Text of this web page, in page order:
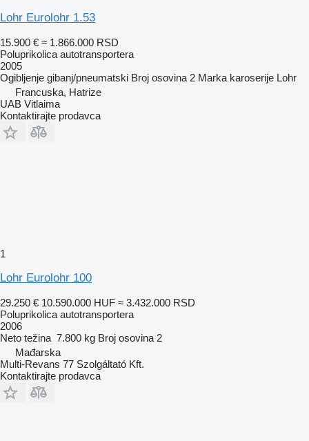
Lohr Eurolohr 1.53
15.900 € ≈ 1.866.000 RSD
Poluprikolica autotransportera
2005
Ogibljenje gibanj/pneumatski Broj osovina 2 Marka karoserije Lohr
Francuska, Hatrize
UAB Vitlaima
Kontaktirajte prodavca
1
Lohr Eurolohr 100
29.250 € 10.590.000 HUF ≈ 3.432.000 RSD
Poluprikolica autotransportera
2006
Neto težina 7.800 kg Broj osovina 2
Mađarska
Multi-Revans 77 Szolgáltató Kft.
Kontaktirajte prodavca